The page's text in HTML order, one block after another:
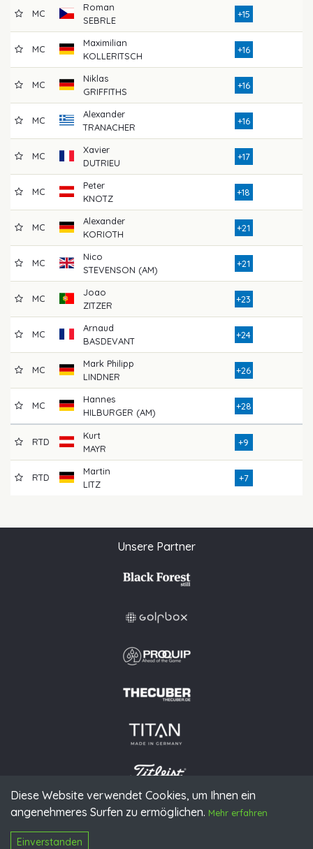
Diese Website verwendet Cookies, um Ihnen ein
angenehmeres Surfen zu ermöglichen. Mehr erfahren
Einverstanden
MC
Roman
SEBRLE
+15
MC
Maximilian
KOLLERITSCH
+16
MC
Niklas
GRIFFITHS
+16
MC
Alexander
TRANACHER
+16
MC
Xavier
DUTRIEU
+17
MC
Peter
KNOTZ
+18
MC
Alexander
KORIOTH
+21
MC
Nico
STEVENSON (AM)
+21
MC
Joao
ZITZER
+23
MC
Arnaud
BASDEVANT
+24
MC
Mark Philipp
LINDNER
+26
MC
Hannes
HILBURGER (AM)
+28
RTD
Kurt
MAYR
+9
RTD
Martin
LITZ
+7
Unsere Partner
© 2026 PGAoG